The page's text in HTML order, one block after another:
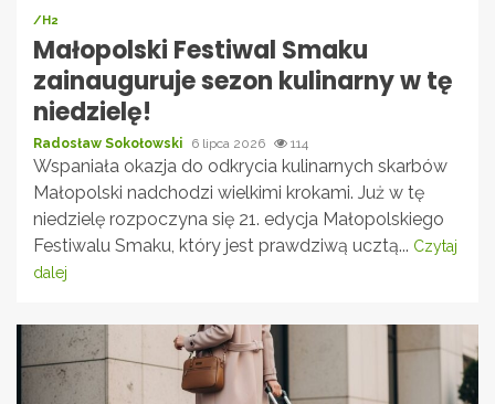
/H2
Małopolski Festiwal Smaku
zainauguruje sezon kulinarny w tę
niedzielę!
Radosław Sokołowski 6 lipca 2026 114
Wspaniała okazja do odkrycia kulinarnych skarbów
Małopolski nadchodzi wielkimi krokami. Już w tę
niedzielę rozpoczyna się 21. edycja Małopolskiego
Festiwalu Smaku, który jest prawdziwą ucztą... Czytaj
dalej